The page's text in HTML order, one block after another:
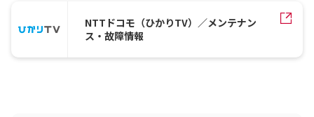
NTTドコモ（ひかりTV）／メンテナン
ス・故障情報